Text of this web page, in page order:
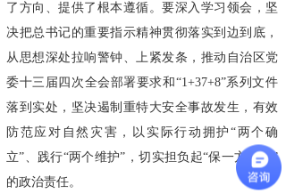
了方向、提供了根本遵循。要深入学习领会，坚
决把总书记的重要指示精神贯彻落实到边到底，
从思想深处拉响警钟、上紧发条，推动自治区党
委十三届四次全会部署要求和“1+37+8”系列文件
落到实处，坚决遏制重特大安全事故发生，有效
防范应对自然灾害，以实际行动拥护“两个确
立”、践行“两个维护”，切实担负起“保一方平安”
的政治责任。